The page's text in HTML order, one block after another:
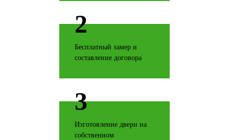
Дуб ясный
2
Бесплатный замер и
составление договора
3
Изготовление двери на
собственном